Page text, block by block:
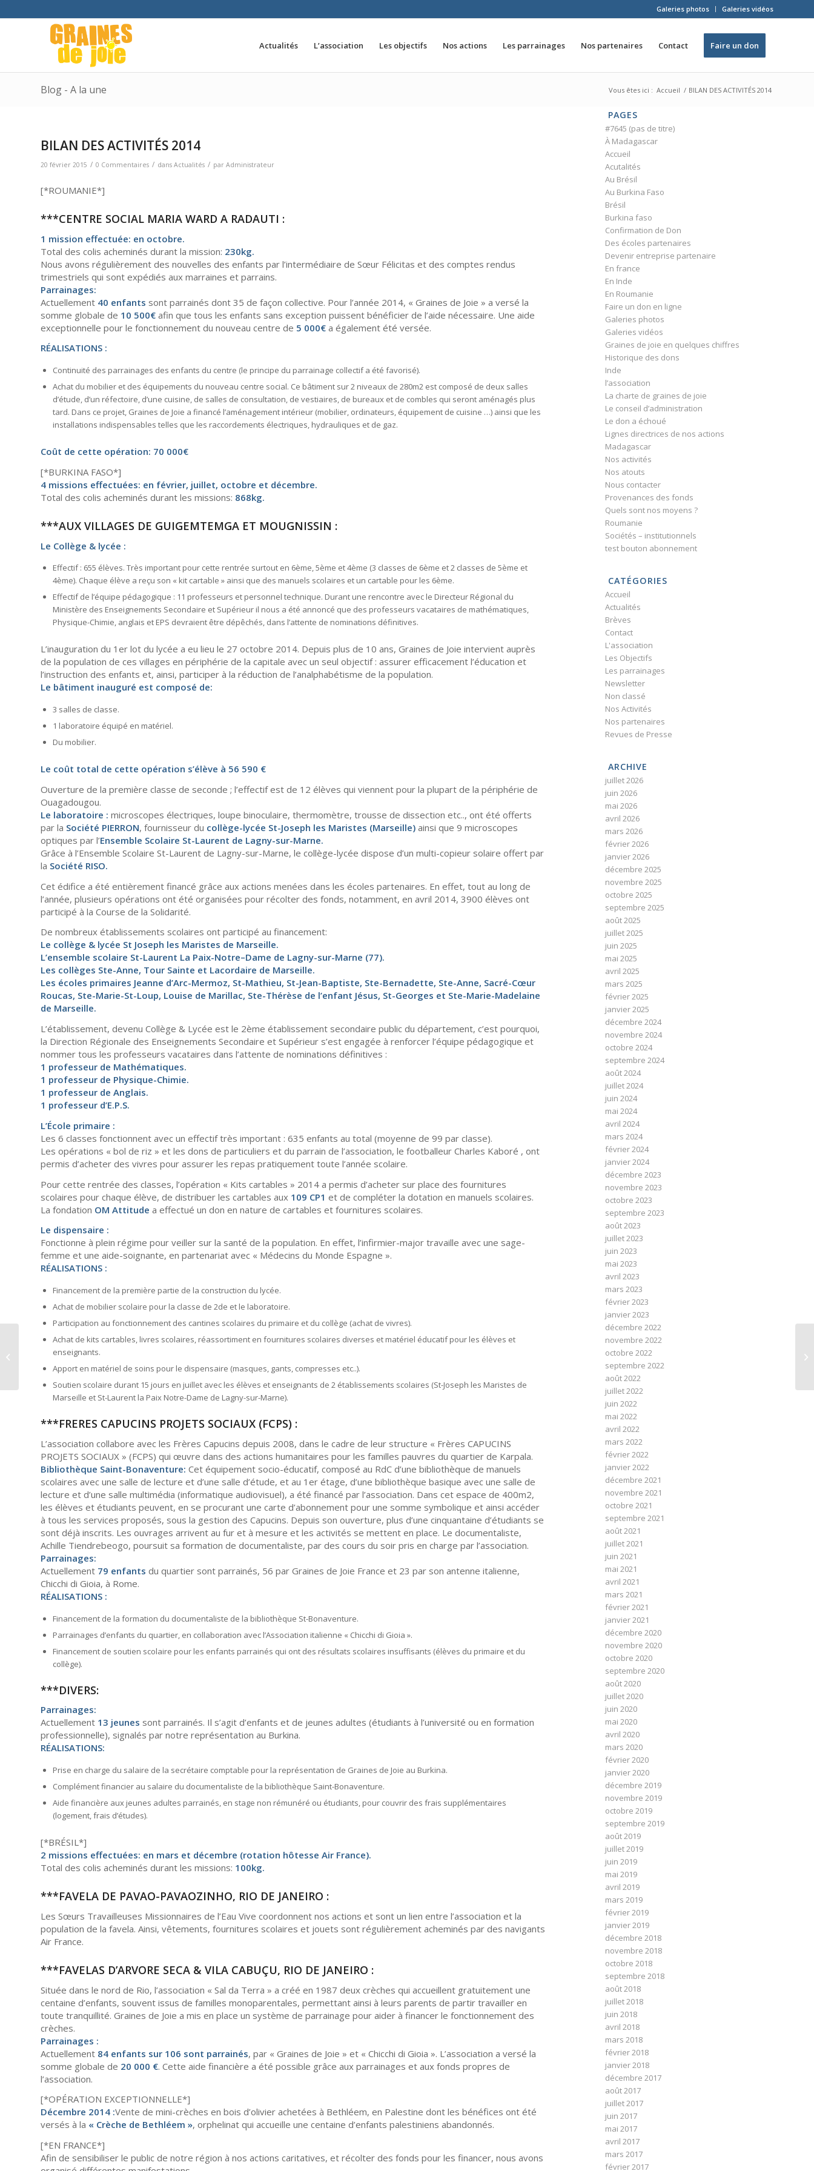
Galeries photos Galeries vidéos
Actualités L’association Les objectifs Nos actions Les parrainages Nos partenaires Contact Faire un don
Blog - A la une Vous êtes ici : Accueil / BILAN DES ACTIVITÉS 2014
BILAN DES ACTIVITÉS 2014
20 février 2015 / 0 Commentaires / dans Actualités / par Administrateur
[*ROUMANIE*]
***CENTRE SOCIAL MARIA WARD A RADAUTI :
1 mission effectuée: en octobre.
Total des colis acheminés durant la mission: 230kg.
Nous avons régulièrement des nouvelles des enfants par l’intermédiaire de Sœur Félicitas et des comptes rendus
trimestriels qui sont expédiés aux marraines et parrains.
Parrainages:
Actuellement 40 enfants sont parrainés dont 35 de façon collective. Pour l’année 2014, « Graines de Joie » a versé la
somme globale de 10 500€ afin que tous les enfants sans exception puissent bénéficier de l’aide nécessaire. Une aide
exceptionnelle pour le fonctionnement du nouveau centre de 5 000€ a également été versée.
RÉALISATIONS :
Continuité des parrainages des enfants du centre (le principe du parrainage collectif a été favorisé).
Achat du mobilier et des équipements du nouveau centre social. Ce bâtiment sur 2 niveaux de 280m2 est composé de deux salles
d’étude, d’un réfectoire, d’une cuisine, de salles de consultation, de vestiaires, de bureaux et de combles qui seront aménagés plus
tard. Dans ce projet, Graines de Joie a financé l’aménagement intérieur (mobilier, ordinateurs, équipement de cuisine …) ainsi que les
installations indispensables telles que les raccordements électriques, hydrauliques et de gaz.
Coût de cette opération: 70 000€
[*BURKINA FASO*]
4 missions effectuées: en février, juillet, octobre et décembre.
Total des colis acheminés durant les missions: 868kg.
***AUX VILLAGES DE GUIGEMTEMGA ET MOUGNISSIN :
Le Collège & lycée :
Effectif : 655 élèves. Très important pour cette rentrée surtout en 6ème, 5ème et 4ème (3 classes de 6ème et 2 classes de 5ème et
4ème). Chaque élève a reçu son « kit cartable » ainsi que des manuels scolaires et un cartable pour les 6ème.
Effectif de l’équipe pédagogique : 11 professeurs et personnel technique. Durant une rencontre avec le Directeur Régional du
Ministère des Enseignements Secondaire et Supérieur il nous a été annoncé que des professeurs vacataires de mathématiques,
Physique-Chimie, anglais et EPS devraient être dépêchés, dans l’attente de nominations définitives.
L’inauguration du 1er lot du lycée a eu lieu le 27 octobre 2014. Depuis plus de 10 ans, Graines de Joie intervient auprès
de la population de ces villages en périphérie de la capitale avec un seul objectif : assurer efficacement l’éducation et
l’instruction des enfants et, ainsi, participer à la réduction de l’analphabétisme de la population.
Le bâtiment inauguré est composé de:
3 salles de classe.
1 laboratoire équipé en matériel.
Du mobilier.
Le coût total de cette opération s’élève à 56 590 €
Ouverture de la première classe de seconde ; l’effectif est de 12 élèves qui viennent pour la plupart de la périphérie de
Ouagadougou.
Le laboratoire : microscopes électriques, loupe binoculaire, thermomètre, trousse de dissection etc.., ont été offerts
par la Société PIERRON, fournisseur du collège-lycée St-Joseph les Maristes (Marseille) ainsi que 9 microscopes
optiques par l’Ensemble Scolaire St-Laurent de Lagny-sur-Marne.
Grâce à l’Ensemble Scolaire St-Laurent de Lagny-sur-Marne, le collège-lycée dispose d’un multi-copieur solaire offert par
la Société RISO.
Cet édifice a été entièrement financé grâce aux actions menées dans les écoles partenaires. En effet, tout au long de
l’année, plusieurs opérations ont été organisées pour récolter des fonds, notamment, en avril 2014, 3900 élèves ont
participé à la Course de la Solidarité.
De nombreux établissements scolaires ont participé au financement:
Le collège & lycée St Joseph les Maristes de Marseille.
L’ensemble scolaire St-Laurent La Paix-Notre–Dame de Lagny-sur-Marne (77).
Les collèges Ste-Anne, Tour Sainte et Lacordaire de Marseille.
Les écoles primaires Jeanne d’Arc-Mermoz, St-Mathieu, St-Jean-Baptiste, Ste-Bernadette, Ste-Anne, Sacré-Cœur
Roucas, Ste-Marie-St-Loup, Louise de Marillac, Ste-Thérèse de l’enfant Jésus, St-Georges et Ste-Marie-Madelaine
de Marseille.
L’établissement, devenu Collège & Lycée est le 2ème établissement secondaire public du département, c’est pourquoi,
la Direction Régionale des Enseignements Secondaire et Supérieur s’est engagée à renforcer l’équipe pédagogique et
nommer tous les professeurs vacataires dans l’attente de nominations définitives :
1 professeur de Mathématiques.
1 professeur de Physique-Chimie.
1 professeur de Anglais.
1 professeur d’E.P.S.
L’École primaire :
Les 6 classes fonctionnent avec un effectif très important : 635 enfants au total (moyenne de 99 par classe).
Les opérations « bol de riz » et les dons de particuliers et du parrain de l’association, le footballeur Charles Kaboré , ont
permis d’acheter des vivres pour assurer les repas pratiquement toute l’année scolaire.
Pour cette rentrée des classes, l’opération « Kits cartables » 2014 a permis d’acheter sur place des fournitures
scolaires pour chaque élève, de distribuer les cartables aux 109 CP1 et de compléter la dotation en manuels scolaires.
La fondation OM Attitude a effectué un don en nature de cartables et fournitures scolaires.
Le dispensaire :
Fonctionne à plein régime pour veiller sur la santé de la population. En effet, l’infirmier-major travaille avec une sage-
femme et une aide-soignante, en partenariat avec « Médecins du Monde Espagne ».
RÉALISATIONS :
Financement de la première partie de la construction du lycée.
Achat de mobilier scolaire pour la classe de 2de et le laboratoire.
Participation au fonctionnement des cantines scolaires du primaire et du collège (achat de vivres).
Achat de kits cartables, livres scolaires, réassortiment en fournitures scolaires diverses et matériel éducatif pour les élèves et
enseignants.
Apport en matériel de soins pour le dispensaire (masques, gants, compresses etc..).
Soutien scolaire durant 15 jours en juillet avec les élèves et enseignants de 2 établissements scolaires (St-Joseph les Maristes de
Marseille et St-Laurent la Paix Notre-Dame de Lagny-sur-Marne).
***FRERES CAPUCINS PROJETS SOCIAUX (FCPS) :
L’association collabore avec les Frères Capucins depuis 2008, dans le cadre de leur structure « Frères CAPUCINS
PROJETS SOCIAUX » (FCPS) qui œuvre dans des actions humanitaires pour les familles pauvres du quartier de Karpala.
Bibliothèque Saint-Bonaventure: Cet équipement socio-éducatif, composé au RdC d’une bibliothèque de manuels
scolaires avec une salle de lecture et d’une salle d’étude, et au 1er étage, d’une bibliothèque basique avec une salle de
lecture et d’une salle multimédia (informatique audiovisuel), a été financé par l’association. Dans cet espace de 400m2,
les élèves et étudiants peuvent, en se procurant une carte d’abonnement pour une somme symbolique et ainsi accéder
à tous les services proposés, sous la gestion des Capucins. Depuis son ouverture, plus d’une cinquantaine d’étudiants se
sont déjà inscrits. Les ouvrages arrivent au fur et à mesure et les activités se mettent en place. Le documentaliste,
Achille Tiendrebeogo, poursuit sa formation de documentaliste, par des cours du soir pris en charge par l’association.
Parrainages:
Actuellement 79 enfants du quartier sont parrainés, 56 par Graines de Joie France et 23 par son antenne italienne,
Chicchi di Gioia, à Rome.
RÉALISATIONS :
Financement de la formation du documentaliste de la bibliothèque St-Bonaventure.
Parrainages d’enfants du quartier, en collaboration avec l’Association italienne « Chicchi di Gioia ».
Financement de soutien scolaire pour les enfants parrainés qui ont des résultats scolaires insuffisants (élèves du primaire et du
collège).
***DIVERS:
Parrainages:
Actuellement 13 jeunes sont parrainés. Il s’agit d’enfants et de jeunes adultes (étudiants à l’université ou en formation
professionnelle), signalés par notre représentation au Burkina.
RÉALISATIONS:
Prise en charge du salaire de la secrétaire comptable pour la représentation de Graines de Joie au Burkina.
Complément financier au salaire du documentaliste de la bibliothèque Saint-Bonaventure.
Aide financière aux jeunes adultes parrainés, en stage non rémunéré ou étudiants, pour couvrir des frais supplémentaires
(logement, frais d’études).
[*BRÉSIL*]
2 missions effectuées: en mars et décembre (rotation hôtesse Air France).
Total des colis acheminés durant les missions: 100kg.
***FAVELA DE PAVAO-PAVAOZINHO, RIO DE JANEIRO :
Les Sœurs Travailleuses Missionnaires de l’Eau Vive coordonnent nos actions et sont un lien entre l’association et la
population de la favela. Ainsi, vêtements, fournitures scolaires et jouets sont régulièrement acheminés par des navigants
Air France.
***FAVELAS D’ARVORE SECA & VILA CABUÇU, RIO DE JANEIRO :
Située dans le nord de Rio, l’association « Sal da Terra » a créé en 1987 deux crèches qui accueillent gratuitement une
centaine d’enfants, souvent issus de familles monoparentales, permettant ainsi à leurs parents de partir travailler en
toute tranquillité. Graines de Joie a mis en place un système de parrainage pour aider à financer le fonctionnement des
crèches.
Parrainages :
Actuellement 84 enfants sur 106 sont parrainés, par « Graines de Joie » et « Chicchi di Gioia ». L’association a versé la
somme globale de 20 000 €. Cette aide financière a été possible grâce aux parrainages et aux fonds propres de
l’association.
[*OPÉRATION EXCEPTIONNELLE*]
Décembre 2014 :Vente de mini-crèches en bois d’olivier achetées à Bethléem, en Palestine dont les bénéfices ont été
versés à la « Crèche de Bethléem », orphelinat qui accueille une centaine d’enfants palestiniens abandonnés.
[*EN FRANCE*]
Afin de sensibiliser le public de notre région à nos actions caritatives, et récolter des fonds pour les financer, nous avons
PAGES
#7645 (pas de titre)
À Madagascar
Accueil
Acutalités
Au Brésil
Au Burkina Faso
Brésil
Burkina faso
Confirmation de Don
Des écoles partenaires
Devenir entreprise partenaire
En france
En Inde
En Roumanie
Faire un don en ligne
Galeries photos
Galeries vidéos
Graines de joie en quelques chiffres
Historique des dons
Inde
l’association
La charte de graines de joie
Le conseil d’administration
Le don a échoué
Lignes directrices de nos actions
Madagascar
Nos activités
Nos atouts
Nous contacter
Provenances des fonds
Quels sont nos moyens ?
Roumanie
Sociétés – institutionnels
test bouton abonnement
CATÉGORIES
Accueil
Actualités
Brèves
Contact
L'association
Les Objectifs
Les parrainages
Newsletter
Non classé
Nos Activités
Nos partenaires
Revues de Presse
ARCHIVE
juillet 2026
juin 2026
mai 2026
avril 2026
mars 2026
février 2026
janvier 2026
décembre 2025
novembre 2025
octobre 2025
septembre 2025
août 2025
juillet 2025
juin 2025
mai 2025
avril 2025
mars 2025
février 2025
janvier 2025
décembre 2024
novembre 2024
octobre 2024
septembre 2024
août 2024
juillet 2024
juin 2024
mai 2024
avril 2024
mars 2024
février 2024
janvier 2024
décembre 2023
novembre 2023
octobre 2023
septembre 2023
août 2023
juillet 2023
juin 2023
mai 2023
avril 2023
mars 2023
février 2023
janvier 2023
décembre 2022
novembre 2022
octobre 2022
septembre 2022
août 2022
juillet 2022
juin 2022
mai 2022
avril 2022
mars 2022
février 2022
janvier 2022
décembre 2021
novembre 2021
octobre 2021
septembre 2021
août 2021
juillet 2021
juin 2021
mai 2021
avril 2021
mars 2021
février 2021
janvier 2021
décembre 2020
novembre 2020
octobre 2020
septembre 2020
août 2020
juillet 2020
juin 2020
mai 2020
avril 2020
mars 2020
février 2020
janvier 2020
décembre 2019
novembre 2019
octobre 2019
septembre 2019
août 2019
juillet 2019
juin 2019
mai 2019
avril 2019
mars 2019
février 2019
janvier 2019
décembre 2018
novembre 2018
octobre 2018
septembre 2018
août 2018
juillet 2018
juin 2018
avril 2018
mars 2018
février 2018
janvier 2018
décembre 2017
août 2017
juillet 2017
juin 2017
mai 2017
avril 2017
mars 2017
février 2017
RAPPORT MORAL 2014 DE LA